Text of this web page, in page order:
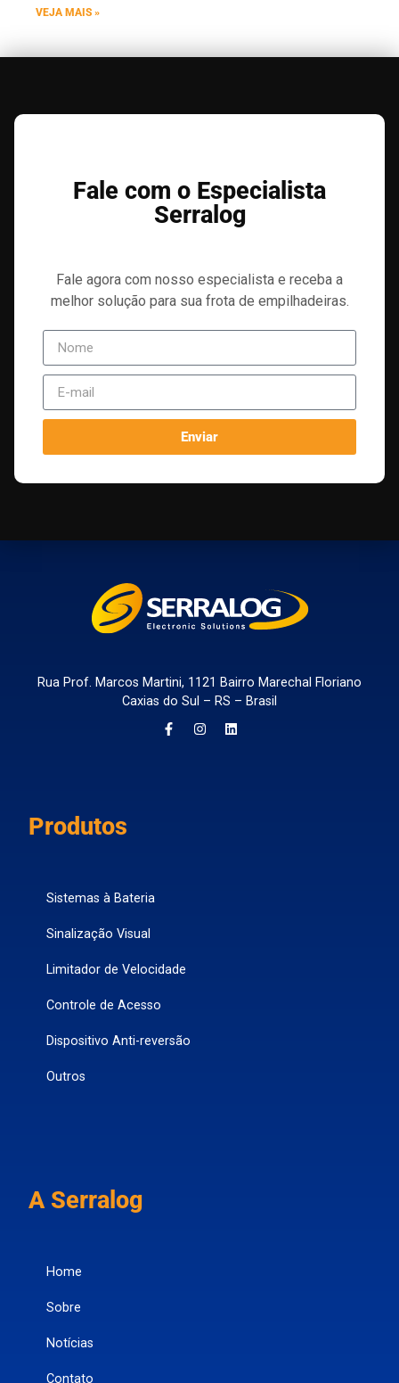
VEJA MAIS »
Fale com o Especialista
Serralog
Fale agora com nosso especialista e receba a
melhor solução para sua frota de empilhadeiras.
Enviar
Rua Prof. Marcos Martini, 1121 Bairro Marechal Floriano
Caxias do Sul – RS – Brasil
Produtos
Sistemas à Bateria
Sinalização Visual
Limitador de Velocidade
Controle de Acesso
Dispositivo Anti-reversão
Outros
A Serralog
Home
Sobre
Notícias
Contato